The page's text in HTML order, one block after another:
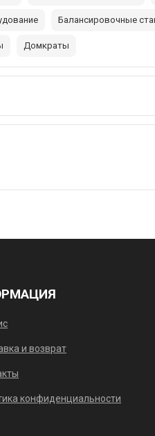
Балансировочные
Домкраты
и возврат
конфиденциальности